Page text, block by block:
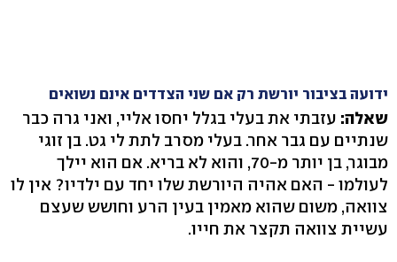
ידועה בציבור יורשת רק אם שני הצדדים אינם נשואים
שאלה: עזבתי את בעלי בגלל יחסו אליי, ואני גרה כבר
שנתיים עם גבר אחר. בעלי מסרב לתת לי גט. בן זוגי
מבוגר, בן יותר מ-70, והוא לא בריא. אם הוא יילך
לעולמו - האם אהיה היורשת שלו יחד עם ילדיו? אין לו
צוואה, משום שהוא מאמין בעין הרע וחושש שעצם
עשיית צוואה תקצר את חייו.